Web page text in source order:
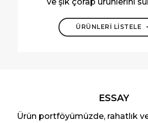
ÜRÜNLERİ LİSTELE
ESSAY
Ürün portföyümüzde, rahatlık ve